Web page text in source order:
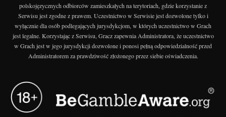
polskojęzycznych odbiorców zamieszkałych na terytoriach, gdzie korzystanie z
Serwisu jest zgodne z prawem. Uczestnictwo w Serwisie jest dozwolone tylko i
wyłącznie dla osób podlegających jurysdykcjom, w których uczestnictwo w Grach
jest legalne. Korzystając z Serwisu, Gracz zapewnia Administratora, że uczestnictwo
w Grach jest w jego jurysdykcji dozwolone i ponosi pełną odpowiedzialność przed
Administratorem za prawdziwość złożonego przez siebie oświadczenia.